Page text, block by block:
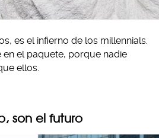
es el infierno de los millennials.
en el paquete, porque nadie
ellos.
son el futuro